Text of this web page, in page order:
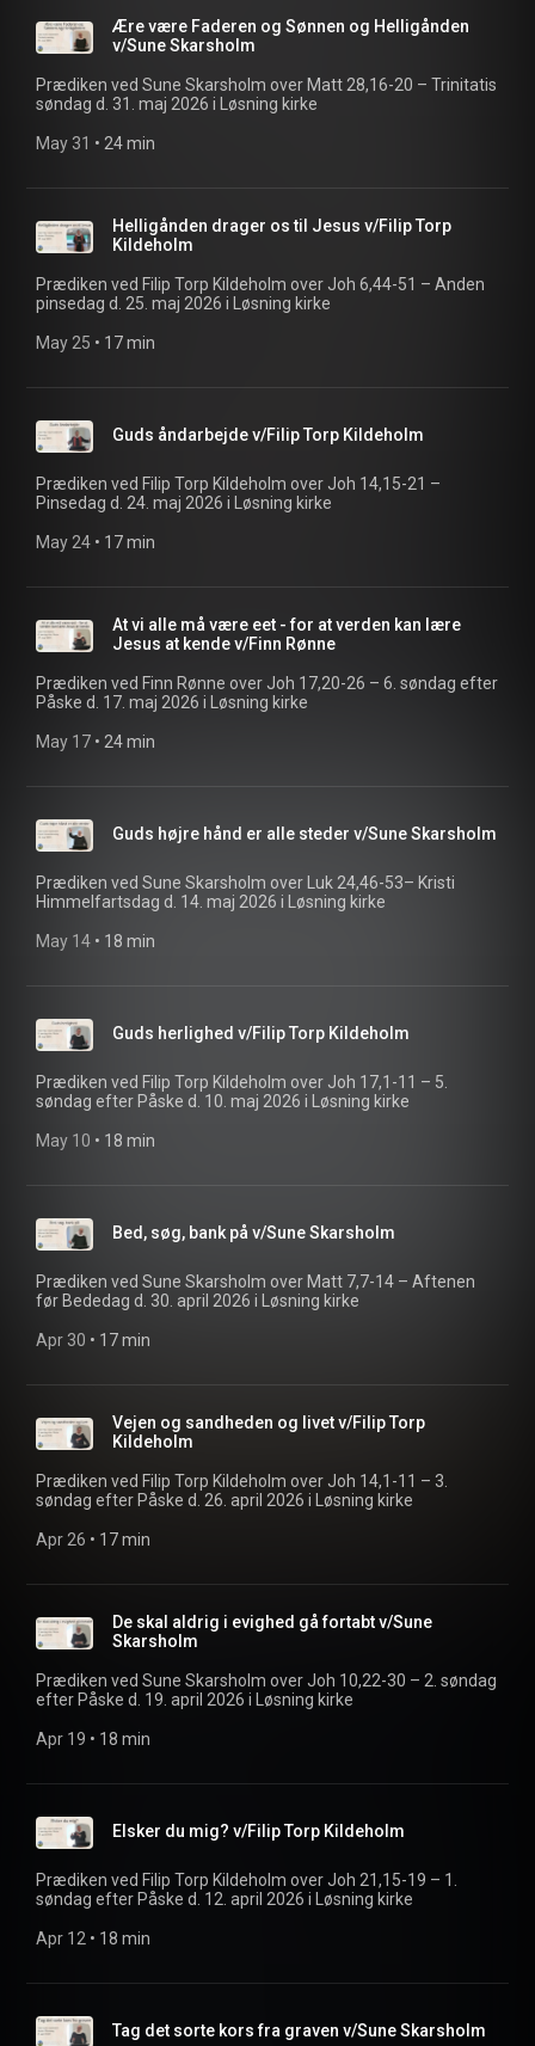
Ære være Faderen og Sønnen og Helligånden
v/Sune Skarsholm
Prædiken ved Sune Skarsholm over Matt 28,16-20 – Trinitatis
søndag d. 31. maj 2026 i Løsning kirke
May 31 • 24 min
Helligånden drager os til Jesus v/Filip Torp
Kildeholm
Prædiken ved Filip Torp Kildeholm over Joh 6,44-51 – Anden
pinsedag d. 25. maj 2026 i Løsning kirke
May 25 • 17 min
Guds åndarbejde v/Filip Torp Kildeholm
Prædiken ved Filip Torp Kildeholm over Joh 14,15-21 –
Pinsedag d. 24. maj 2026 i Løsning kirke
May 24 • 17 min
At vi alle må være eet - for at verden kan lære
Jesus at kende v/Finn Rønne
Prædiken ved Finn Rønne over Joh 17,20-26 – 6. søndag efter
Påske d. 17. maj 2026 i Løsning kirke
May 17 • 24 min
Guds højre hånd er alle steder v/Sune Skarsholm
Prædiken ved Sune Skarsholm over Luk 24,46-53– Kristi
Himmelfartsdag d. 14. maj 2026 i Løsning kirke
May 14 • 18 min
Guds herlighed v/Filip Torp Kildeholm
Prædiken ved Filip Torp Kildeholm over Joh 17,1-11 – 5.
søndag efter Påske d. 10. maj 2026 i Løsning kirke
May 10 • 18 min
Bed, søg, bank på v/Sune Skarsholm
Prædiken ved Sune Skarsholm over Matt 7,7-14 – Aftenen
før Bededag d. 30. april 2026 i Løsning kirke
Apr 30 • 17 min
Vejen og sandheden og livet v/Filip Torp
Kildeholm
Prædiken ved Filip Torp Kildeholm over Joh 14,1-11 – 3.
søndag efter Påske d. 26. april 2026 i Løsning kirke
Apr 26 • 17 min
De skal aldrig i evighed gå fortabt v/Sune
Skarsholm
Prædiken ved Sune Skarsholm over Joh 10,22-30 – 2. søndag
efter Påske d. 19. april 2026 i Løsning kirke
Apr 19 • 18 min
Elsker du mig? v/Filip Torp Kildeholm
Prædiken ved Filip Torp Kildeholm over Joh 21,15-19 – 1.
søndag efter Påske d. 12. april 2026 i Løsning kirke
Apr 12 • 18 min
Tag det sorte kors fra graven v/Sune Skarsholm